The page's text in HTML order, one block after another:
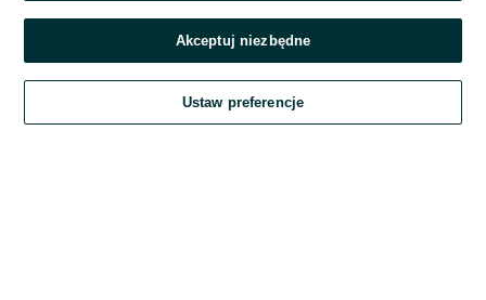
Zaloguj się
Kontynuując za pośrednictwem jednego z dostawców wskazanych powyżej,
Regulamin serwisu OLX.pl w jego aktualnym brzmieniu.
Akceptuj niezbędne
Ustaw preferencje